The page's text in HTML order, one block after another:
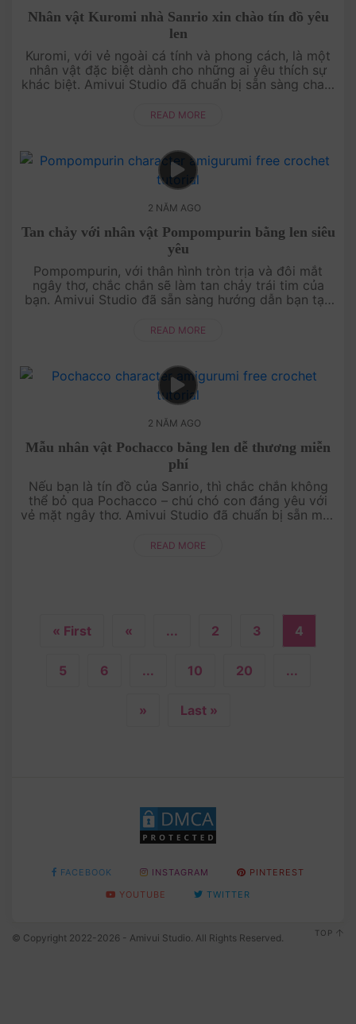
Nhân vật Kuromi nhà Sanrio xin chào tín đồ yêu
len
Kuromi, với vẻ ngoài cá tính và phong cách, là một
nhân vật đặc biệt dành cho những ai yêu thích sự
khác biệt. Amivui Studio đã chuẩn bị sẵn sàng chart
Với hướng dẫn ....
READ MORE
2 NĂM AGO
Tan chảy với nhân vật Pompompurin bằng len siêu
yêu
Pompompurin, với thân hình tròn trịa và đôi mắt
ngây thơ, chắc chắn sẽ làm tan chảy trái tim của
bạn. Amivui Studio đã sẵn sàng hướng dẫn bạn tạo
được chỉ dẫn tỉ mỉ, giúp....
READ MORE
2 NĂM AGO
Mẫu nhân vật Pochacco bằng len dễ thương miễn
phí
Nếu bạn là tín đồ của Sanrio, thì chắc chắn không
thể bỏ qua Pochacco – chú chó con đáng yêu với
vẻ mặt ngây thơ. Amivui Studio đã chuẩn bị sẵn một
nhâ....
READ MORE
« First « ... 2 3 4
5 6 ... 10 20 ...
» Last »
FACEBOOK INSTAGRAM
PINTEREST
YOUTUBE
TWITTER
© Copyright 2022-2026 - Amivui Studio. All Rights Reserved. TOP